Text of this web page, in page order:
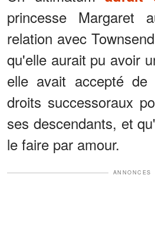
princesse
relation avec
qu'elle aurait pu avoir
elle avait accepté
droits successoraux
ses descendants, et
le faire par amour.
ANNONCES